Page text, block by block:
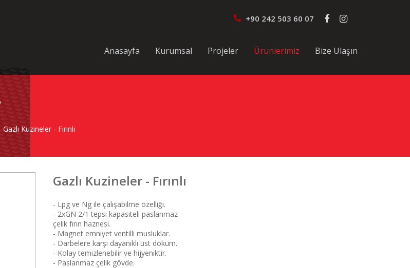
+90 242 503 60 07
Anasayfa Kurumsal Projeler Ürünlerimiz Bize Ulaşın
Gazlı Kuzineler - Fırınlı
Gazlı Kuzineler - Fırınlı
- Lpg ve Ng ile çalışabilme özelliği.
- 2xGN 2/1 tepsi kapasiteli paslanmaz
çelik fırın haznesi.
- Magnet emniyet ventilli musluklar.
- Darbelere karşı dayanıklı üst döküm.
- Kolay temizlenebilir ve hijyeniktir.
- Paslanmaz çelik gövde.